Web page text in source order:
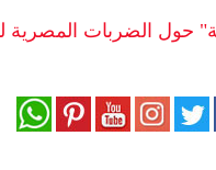
حول الضربات